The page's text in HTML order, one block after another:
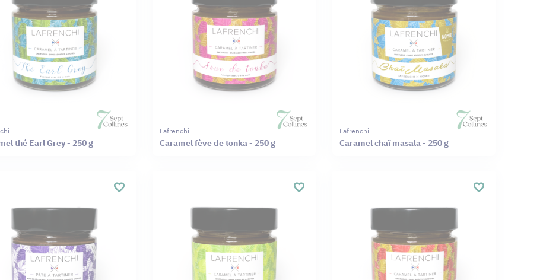
thé Earl Grey - 250 g
Lafrenchi
Caramel fève de tonka - 250 g
Lafrenchi
Caramel chaï masala - 250 g